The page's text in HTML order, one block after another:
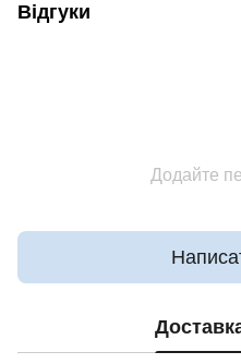
Відгуки
Додайте